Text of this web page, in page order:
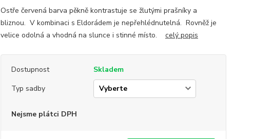
Ostře červená barva pěkně kontrastuje se žlutými prašníky a
bliznou. V kombinaci s Eldorádem je nepřehlédnutelná. Rovněž je
velice odolná a vhodná na slunce i stinné místo. celý popis
Dostupnost
Skladem
Typ sadby
Nejsme plátci DPH